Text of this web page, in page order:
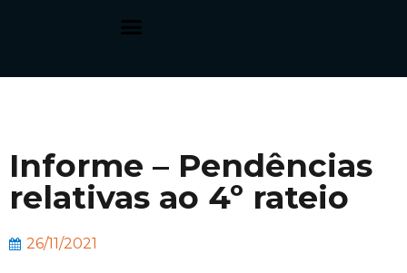
Informe – Pendências
relativas ao 4º rateio
26/11/2021